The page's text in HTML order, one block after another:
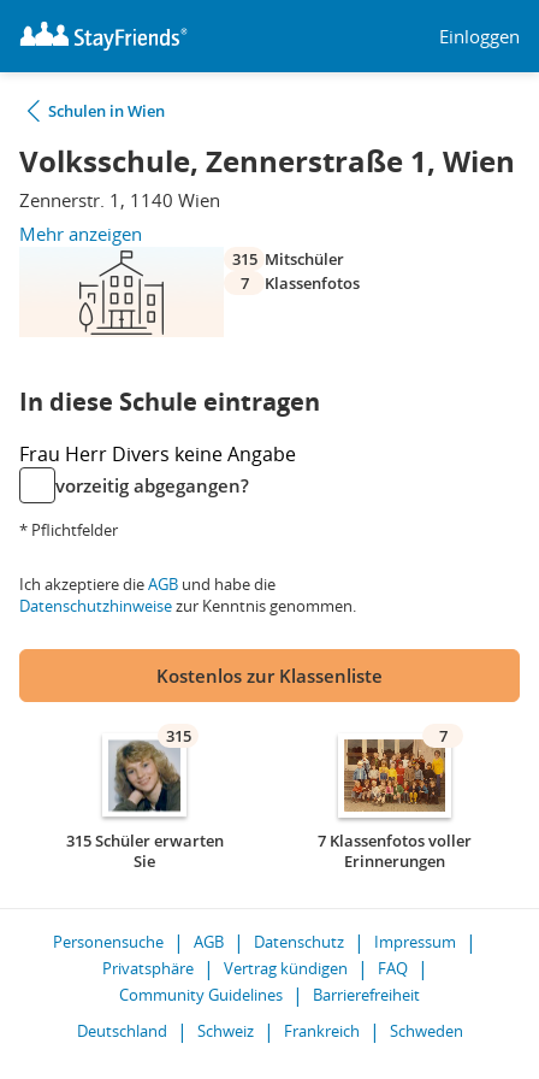
Einloggen
Schulen in Wien
Volksschule, Zennerstraße 1, Wien
Zennerstr. 1, 1140 Wien
Mehr anzeigen
315 Mitschüler
7
Klassenfotos
In diese Schule eintragen
Frau Herr Divers keine Angabe
vorzeitig abgegangen?
* Pflichtfelder
Ich akzeptiere dieAGB und habe die
Datenschutzhinweisezur Kenntnis genommen.
Kostenlos zur Klassenliste
315
315 Schüler erwarten
Sie
7
7 Klassenfotos voller
Erinnerungen
Personensuche AGB Datenschutz
Impressum
Privatsphäre
Vertrag kündigen
FAQ
Community Guidelines
Barrierefreiheit
Deutschland
Schweiz Frankreich Schweden